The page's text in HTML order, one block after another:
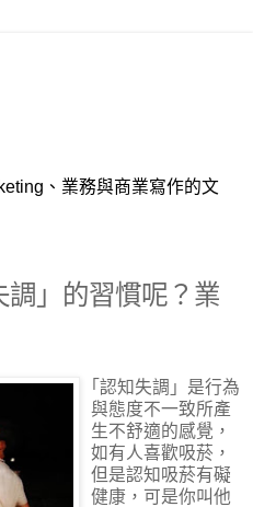
、業務與商業寫作的文
」的習慣呢？業
｢認知失調」是行為
與態度不一致所產
生不舒適的感覺，
如有人喜歡吸菸，
但是認知吸菸有礙
健康，可是你叫他